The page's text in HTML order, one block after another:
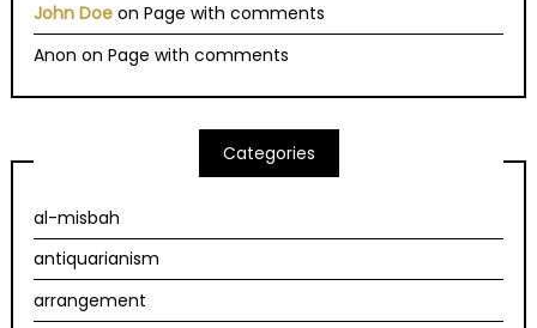
John Doe onPage with comments
Anon onPage with comments
Categories
al-misbah
antiquarianism
arrangement